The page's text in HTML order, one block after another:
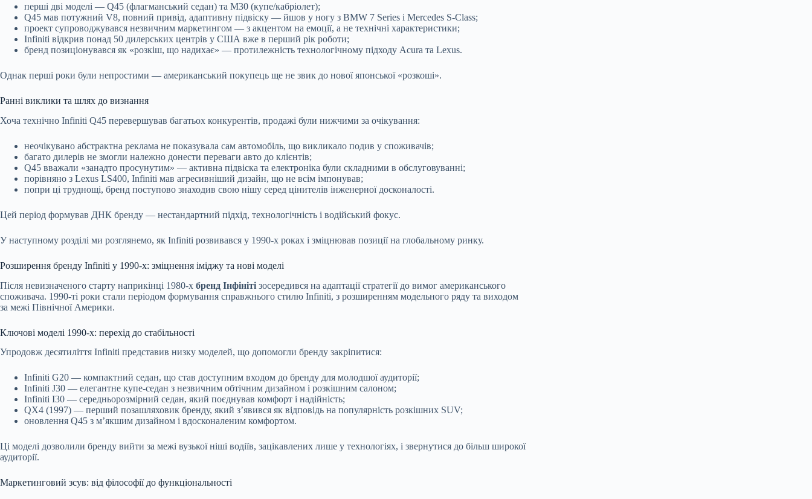
перші дві моделі — Q45 (флагманський седан) та M30 (купе/кабріолет);
Q45 мав потужний V8, повний привід, адаптивну підвіску — йшов у ногу з BMW 7 Series і Mercedes S-Class;
проект супроводжувався незвичним маркетингом — з акцентом на емоції, а не технічні характеристики;
Infiniti відкрив понад 50 дилерських центрів у США вже в перший рік роботи;
бренд позиціонувався як «розкіш, що надихає» — протилежність технологічному підходу Acura та Lexus.
Однак перші роки були непростими — американський покупець ще не звик до нової японської «розкоші».
Ранні виклики та шлях до визнання
Хоча технічно Infiniti Q45 перевершував багатьох конкурентів, продажі були нижчими за очікування:
неочікувано абстрактна реклама не показувала сам автомобіль, що викликало подив у споживачів;
багато дилерів не змогли належно донести переваги авто до клієнтів;
Q45 вважали «занадто просунутим» — активна підвіска та електроніка були складними в обслуговуванні;
порівняно з Lexus LS400, Infiniti мав агресивніший дизайн, що не всім імпонував;
попри ці труднощі, бренд поступово знаходив свою нішу серед цінителів інженерної досконалості.
Цей період формував ДНК бренду — нестандартний підхід, технологічність і водійський фокус.
У наступному розділі ми розглянемо, як Infiniti розвивався у 1990-х роках і зміцнював позиції на глобальному ринку.
Розширення бренду Infiniti у 1990-х: зміцнення іміджу та нові моделі
Після невизначеного старту наприкінці 1980-х бренд Інфініті зосередився на адаптації стратегії до вимог американського
споживача. 1990-ті роки стали періодом формування справжнього стилю Infiniti, з розширенням модельного ряду та виходом
за межі Північної Америки.
Ключові моделі 1990-х: перехід до стабільності
Упродовж десятиліття Infiniti представив низку моделей, що допомогли бренду закріпитися:
Infiniti G20 — компактний седан, що став доступним входом до бренду для молодшої аудиторії;
Infiniti J30 — елегантне купе-седан з незвичним обтічним дизайном і розкішним салоном;
Infiniti I30 — середньорозмірний седан, який поєднував комфорт і надійність;
QX4 (1997) — перший позашляховик бренду, який з’явився як відповідь на популярність розкішних SUV;
оновлення Q45 з м’якшим дизайном і вдосконаленим комфортом.
Ці моделі дозволили бренду вийти за межі вузької ніші водіїв, зацікавлених лише у технологіях, і звернутися до більш широкої
аудиторії.
Маркетинговий зсув: від філософії до функціональності